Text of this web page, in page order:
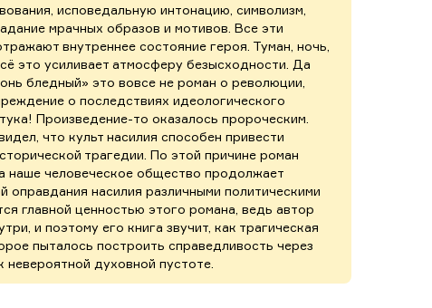
исповедальную интонацию, символизм,
мрачных образов и мотивов. Все эти
внутреннее состояние героя. Туман, ночь,
это усиливает атмосферу безысходности. Да
бледный» это вовсе не роман о революции,
о последствиях идеологического
Произведение-то оказалось пророческим.
что культ насилия способен привести
трагедии. По этой причине роман
наше человеческое общество продолжает
оправдания насилия различными политическими
главной ценностью этого романа, ведь автор
и поэтому его книга звучит, как трагическая
пыталось построить справедливость через
невероятной духовной пустоте.